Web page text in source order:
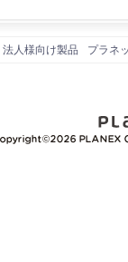
法人様向け製品 プラネ